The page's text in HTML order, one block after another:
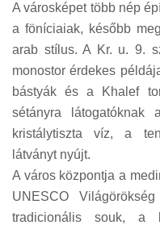
A városképet több nép
a föníciaiak, később
arab stílus. A Kr. u. 9.
monostor érdekes
bástyák és a Khalef
sétányra látogatóknak
kristálytiszta víz, a
látványt nyújt.
A város központja a
UNESCO
tradicionális souk, a